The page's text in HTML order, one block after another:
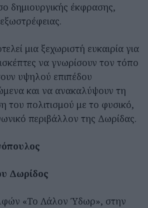
δημιουργικής έκφρασης,
μια ξεχωριστή ευκαιρία για
να γνωρίσουν τον τόπο
υψηλού επιπέδου
και να ανακαλύψουν τη
του πολιτισμού με το φυσικό,
περιβάλλον της Δωρίδας.
Δωρίδος
«Το Λάλον Ύδωρ», στην